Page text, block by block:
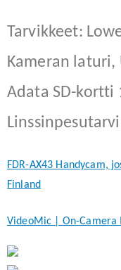
Tarvikkeet:
Kameran
Adata SD-kortti
FDR-AX43 Handycam,
Finland
VideoMic | On-